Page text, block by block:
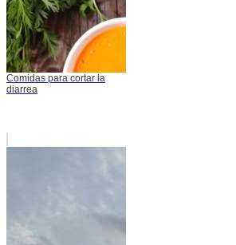
Comidas para cortar la
diarrea